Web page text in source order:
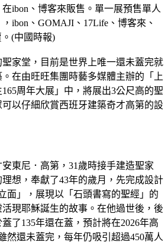
ibon、博客來販售。單一展預售單人
ibon、GOMAJI、17Life、博客來、
(中國時報)
家堂，目前是世界上唯一還未蓋完就
在由旺旺集團時藝多媒體主辦的「上
周年大展」中，將展出3公尺高的聖
以仔細欣賞西班牙建築奇才高第的設
東尼．高第，31歲時接手建造聖家
想，奉獻了43年的歲月，先完成設計
面」，展現以「石頭書寫的聖經」的
現耶穌誕生的故事。在他過世後，後
了135年還在蓋，預計將在2026年高
然還未蓋完，每年仍吸引超過450萬人